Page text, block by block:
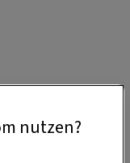
nutzen?